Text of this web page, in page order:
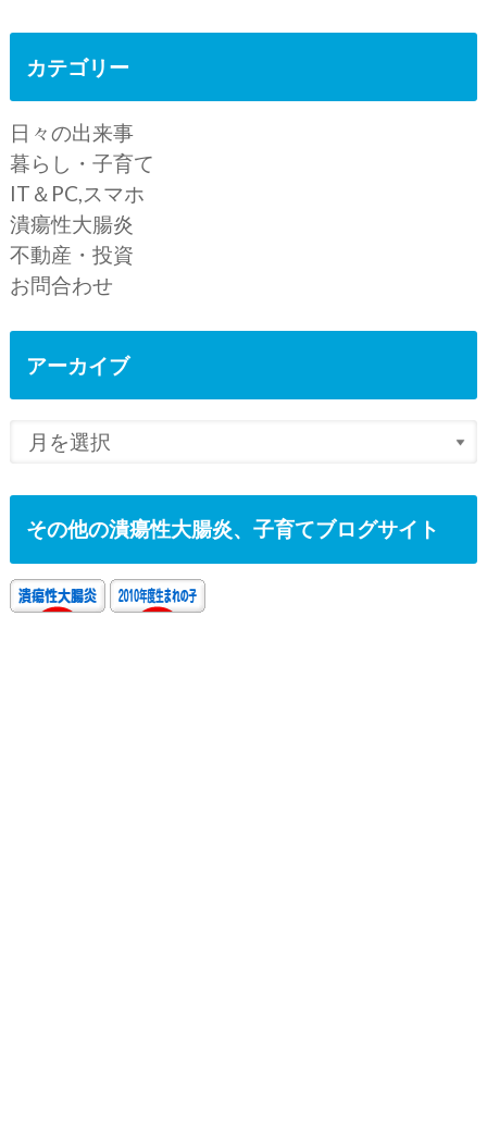
カテゴリー
日々の出来事
暮らし・子育て
IT＆PC,スマホ
潰瘍性大腸炎
不動産・投資
お問合わせ
アーカイブ
その他の潰瘍性大腸炎、子育てブログサイト